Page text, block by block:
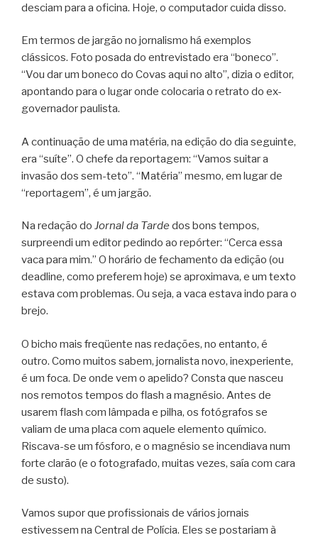
desciam para a oficina. Hoje, o computador cuida disso.
Em termos de jargão no jornalismo há exemplos
clássicos. Foto posada do entrevistado era “boneco”.
“Vou dar um boneco do Covas aqui no alto”, dizia o editor,
apontando para o lugar onde colocaria o retrato do ex-
governador paulista.
A continuação de uma matéria, na edição do dia seguinte,
era “suíte”. O chefe da reportagem: “Vamos suitar a
invasão dos sem-teto”. “Matéria” mesmo, em lugar de
“reportagem”, é um jargão.
Na redação do Jornal da Tarde dos bons tempos,
surpreendi um editor pedindo ao repórter: “Cerca essa
vaca para mim.” O horário de fechamento da edição (ou
deadline, como preferem hoje) se aproximava, e um texto
estava com problemas. Ou seja, a vaca estava indo para o
brejo.
O bicho mais freqüente nas redações, no entanto, é
outro. Como muitos sabem, jornalista novo, inexperiente,
é um foca. De onde vem o apelido? Consta que nasceu
nos remotos tempos do flash a magnésio. Antes de
usarem flash com lâmpada e pilha, os fotógrafos se
valiam de uma placa com aquele elemento químico.
Riscava-se um fósforo, e o magnésio se incendiava num
forte clarão (e o fotografado, muitas vezes, saía com cara
de susto).
Vamos supor que profissionais de vários jornais
estivessem na Central de Polícia. Eles se postariam à